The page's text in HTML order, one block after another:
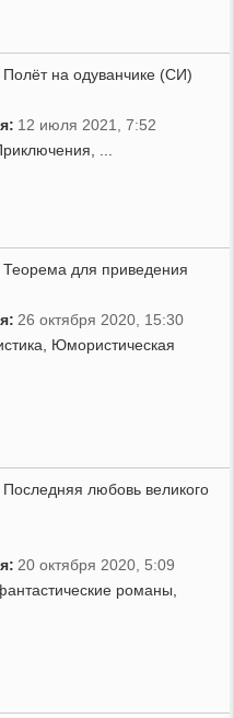
Полёт на одуванчике (СИ)
12 июля 2021, 7:52
Теорема для приведения
26 октября 2020, 15:30
Юмористическая
Последняя любовь великого
20 октября 2020, 5:09
романы